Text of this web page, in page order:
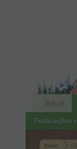
Início
Início
Publicações